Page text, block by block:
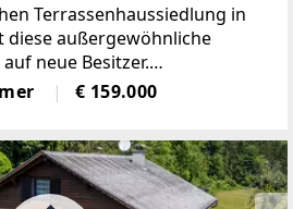
Terrassenhaussiedlung in
diese außergewöhnliche
neue Besitzer.
atmosphärisch ein
Weitblick und einem ganz
€ 159.000